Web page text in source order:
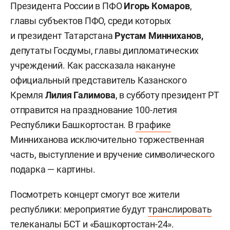
Президента России в ПФОИгорь Комаров,
главы субъектов ПФО, среди которых
и президент Татарстана Рустам Минниханов,
депутаты Госдумы, главы дипломатических
учреждений. Как рассказала накануне
официальный представитель Казанского
Кремля Лилия Галимова, в субботу президент РТ
отправится на празднование 100-летия
Республики Башкортостан. В графике
Минниханова исключительно торжественная
часть, выступление и вручение символического
подарка — картины.
Посмотреть концерт смогут все жители
республики: мероприятие будуттранслировать
телеканалы БСТ и «Башкортостан-24».